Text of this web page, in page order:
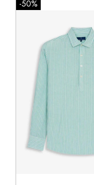
-50%